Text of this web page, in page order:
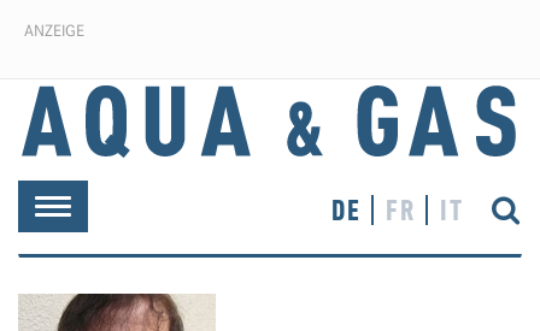
ANZEIGE
Toggle
navigation
DE FR IT